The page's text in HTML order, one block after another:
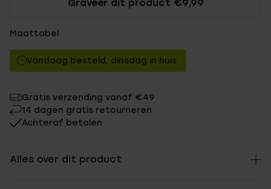
Graveer dit product €9,99
Maattabel
Vandaag besteld, dinsdag in huis
Gratis verzending vanaf €49
14 dagen gratis retourneren
Achteraf betalen
Alles over dit product